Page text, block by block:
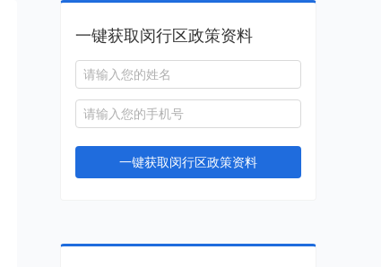
一键获取闵行区政策资料
一键获取闵行区政策资料